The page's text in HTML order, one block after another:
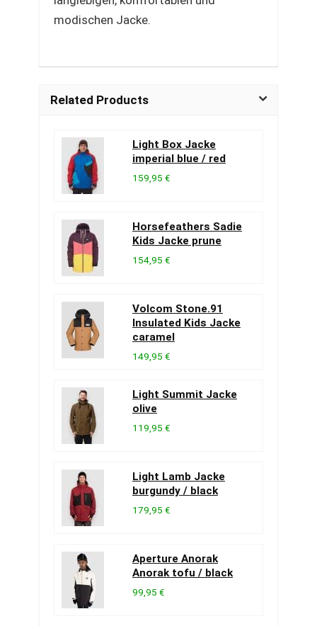
modischen Jacke.
Related Products
Light Box Jacke
imperial blue / red
159,95 €
Horsefeathers Sadie
Kids Jacke prune
154,95 €
Volcom Stone.91
Insulated Kids Jacke
caramel
149,95 €
Light Summit Jacke
olive
119,95 €
Light Lamb Jacke
burgundy / black
179,95 €
Aperture Anorak
Anorak tofu / black
99,95 €